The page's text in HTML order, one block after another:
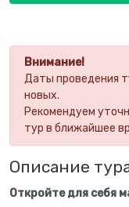
Внимание!
Даты проведения
новых.
Рекомендуем
тур в ближайшее
Описание
Откройте для себя